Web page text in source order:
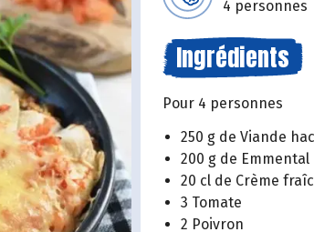
4 personnes
Ingrédients
Pour 4 personnes
250 g de Viande
200 g de Emmental
20 cl de Crème
3 Tomate
2 Poivron